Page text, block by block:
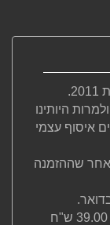
היותינו
איסוף עצמי
שההזמנה
ניתן לקבל משלוחים עם שליח בתוספת 39.00 ש"ח